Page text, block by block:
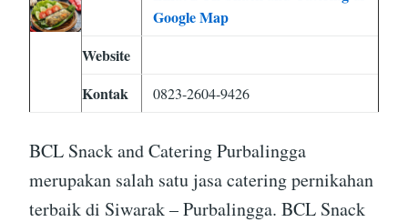
Google Map
Website
Kontak
0823-2604-9426
BCL Snack and Catering Purbalingga
merupakan salah satu jasa catering pernikahan
terbaik di Siwarak – Purbalingga. BCL Snack